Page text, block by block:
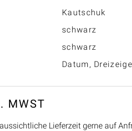
Kautschuk
schwarz
schwarz
Datum,
MWST
Lieferzeit gerne auf